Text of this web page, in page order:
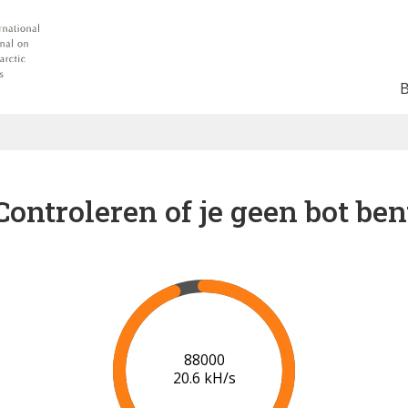
of je geen bot
91000
20.7 kH/s